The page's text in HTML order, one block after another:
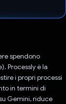
spendono
Processly è la
i propri processi
in termini di
Gemini, riduce